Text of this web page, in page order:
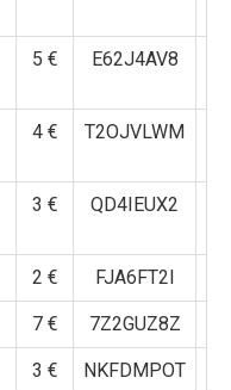
5 € E62J4AV8
4 € T2OJVLWM
3 € QD4IEUX2
2 € FJA6FT2I
7 € 7Z2GUZ8Z
3 € NKFDMPOT